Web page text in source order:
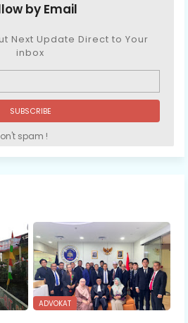
by Email
Next Update Direct to Your
inbox
spam !
ADVOKAT